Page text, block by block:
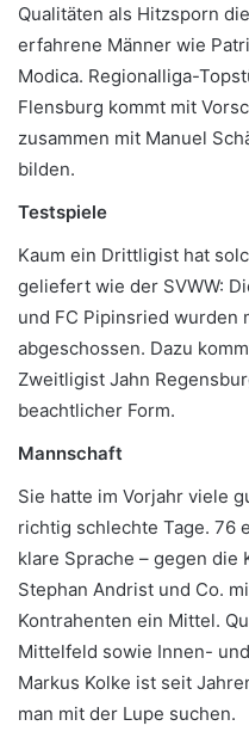
Qualitäten als Hitzsporn
erfahrene Männer wie
Modica. Regionalliga-
Flensburg kommt mit
zusammen mit Manuel
bilden.
Testspiele
Kaum ein Drittligist hat
geliefert wie der SVWW:
und FC Pipinsried wurden
abgeschossen. Dazu
Zweitligist Jahn
beachtlicher Form.
Mannschaft
Sie hatte im Vorjahr viele
richtig schlechte Tage. 76
klare Sprache – gegen die
Stephan Andrist und Co.
Kontrahenten ein Mittel.
Mittelfeld sowie Innen-
Markus Kolke ist seit
man mit der Lupe suchen.